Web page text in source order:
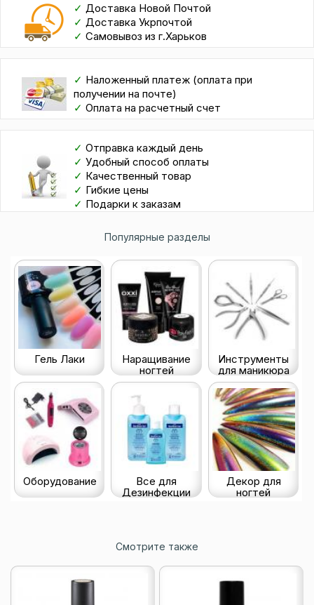
✓ Доставка Новой Почтой
✓ Доставка Укрпочтой
✓ Самовывоз из г.Харьков
✓ Наложенный платеж (оплата при
получении на почте)
✓ Оплата на расчетный счет
✓ Отправка каждый день
✓ Удобный способ оплаты
✓ Качественный товар
✓ Гибкие цены
✓ Подарки к заказам
Популярные разделы
Гель Лаки
Наращивание
ногтей
Инструменты
для маникюра
Оборудование
Все для
Дезинфекции
Декор для
ногтей
Смотрите также